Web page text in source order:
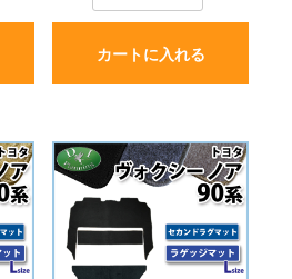
カートに入れる